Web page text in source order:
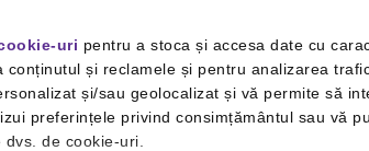
uri pentru a stoca și accesa date cu
și reclamele și pentru analizarea
și/sau geolocalizat și vă permite să
preferințele privind consimțământul sau vă
de cookie-uri.